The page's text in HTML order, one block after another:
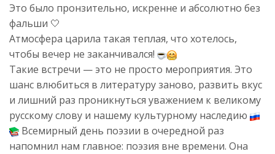
Это было пронзительно, искренне и абсолютно без
фальши 🤍
Атмосфера царила такая теплая, что хотелось,
чтобы вечер не заканчивался!
Такие встречи — это не просто мероприятия. Это
шанс влюбиться в литературу заново, развить вкус
и лишний раз проникнуться уважением к великому
русскому слову и нашему культурному наследию
Всемирный день поэзии в очередной раз
напомнил нам главное: поэзия вне времени. Она